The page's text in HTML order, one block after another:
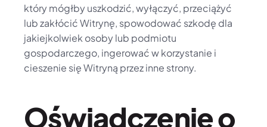
który mógłby uszkodzić, wyłączyć, przeciążyć
lub zakłócić Witrynę, spowodować szkodę dla
jakiejkolwiek osoby lub podmiotu
gospodarczego, ingerować w korzystanie i
cieszenie się Witryną przez inne strony.
Oświadczenie o